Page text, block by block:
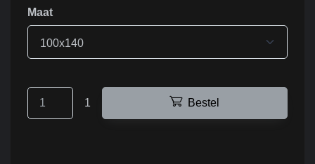
Maat
100x140
1 Bestel